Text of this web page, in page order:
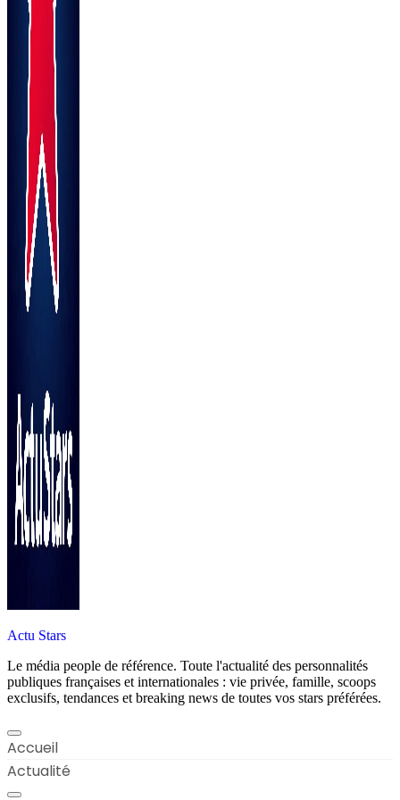
Actu Stars
Le média people de référence. Toute l'actualité des personnalités
publiques françaises et internationales : vie privée, famille, scoops
exclusifs, tendances et breaking news de toutes vos stars préférées.
Accueil
Actualité